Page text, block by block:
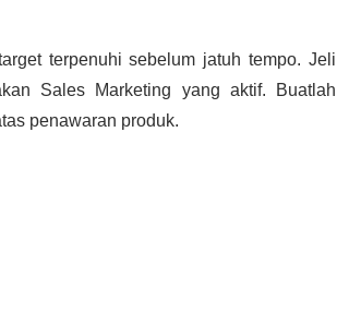
terpenuhi sebelum jatuh tempo. Jeli
Sales Marketing yang aktif. Buatlah
penawaran produk.